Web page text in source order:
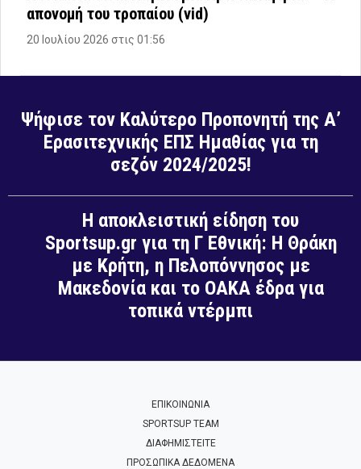
απονομή του τροπαίου (vid)
20 Ιουλίου 2026 στις 01:56
Ψήφισε τον Καλύτερο Προπονητή της Α’
Ερασιτεχνικής ΕΠΣ Ημαθίας για τη
σεζόν 2024/2025!
Η αποκλειστική είδηση του
Sportsup.gr για τη Γ Εθνική: Η Θράκη
με Κρήτη, η Πελοπόννησος με
Μακεδονία και το ΟΑΚΑ έδρα για
τοπικά ντέρμπι
ΕΠΙΚΟΙΝΩΝΙΑ
SPORTSUP TEAM
ΔΙΑΦΗΜΙΣΤΕΙΤΕ
ΠΡΟΣΩΠΙΚΑ ΔΕΔΟΜΕΝΑ